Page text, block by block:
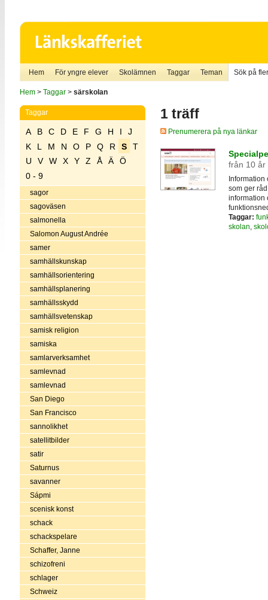
Hem För yngre elever Skolämnen Taggar Teman Sök på
Hem> Taggar> särskolan
Taggar
A B C D E F G H I
J
K
L M N O P Q R S
T
U
V W X Y Z Å Ä
Ö
0 - 9
sagor
sagoväsen
salmonella
Salomon August Andrée
samer
samhällskunskap
samhällsorientering
samhällsplanering
samhällsskydd
samhällsvetenskap
samisk religion
samiska
samlarverksamhet
samlevnad
samlevnad
San Diego
San Francisco
sannolikhet
satellitbilder
satir
Saturnus
savanner
Sápmi
scenisk konst
schack
schackspelare
Schaffer, Janne
schizofreni
schlager
Schweiz
1 träff
Prenumerera på nya länkar
från 10 år
Information
som ger
information
Taggar:
skolan